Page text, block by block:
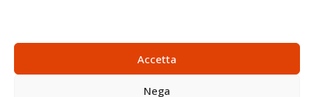
Accetta
Nega
06 9522 7890
info@studioargari.it
P.I. 17504191002